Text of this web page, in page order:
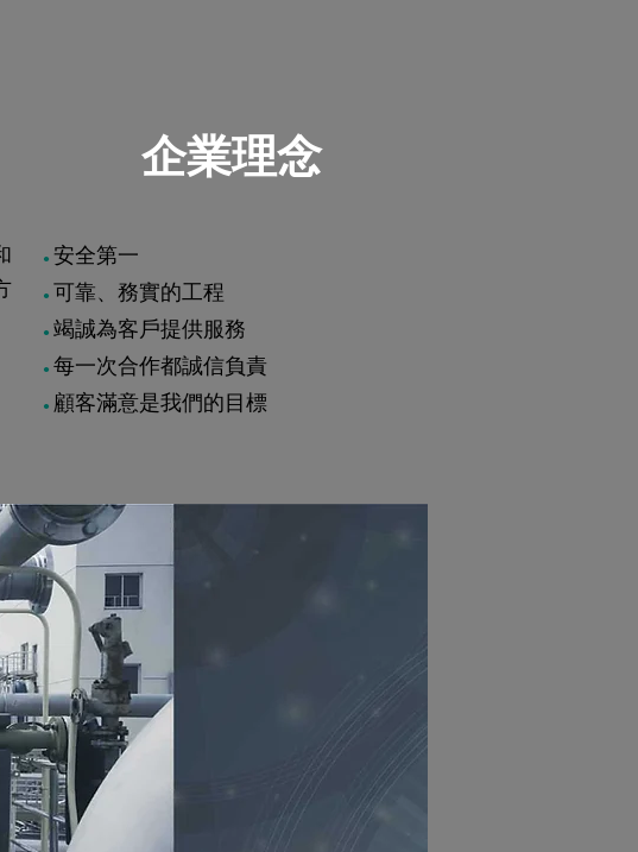
企業理念
● 安全第一
● 可靠、務實的工程
● 竭誠為客戶提供服務
● 每一次合作都誠信負責
● 顧客滿意是我們的目標